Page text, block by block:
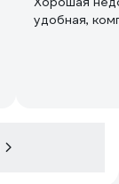
удобная,